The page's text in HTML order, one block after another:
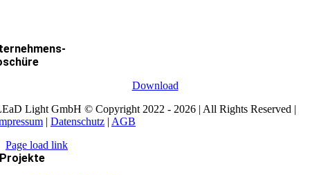
Download
Light GmbH © Copyright 2022 - 2026 | All Rights Reserved |
| Datenschutz | AGB
Page load link
Projekte